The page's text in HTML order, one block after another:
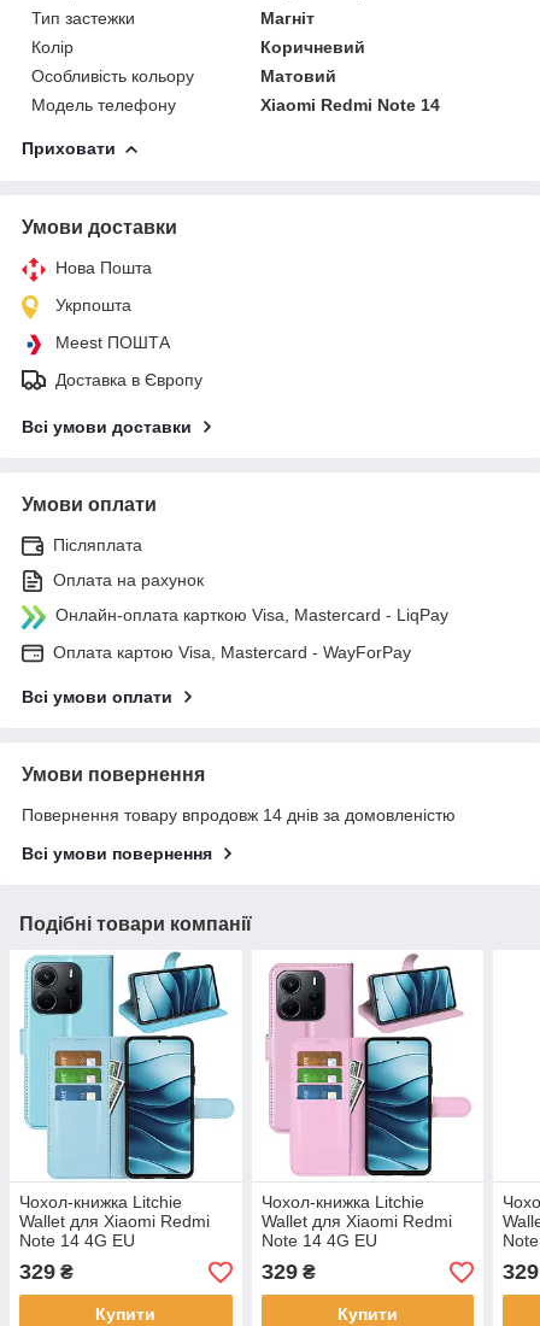
Тип застежки
Магніт
Колір
Коричневий
Особливість кольору
Матовий
Модель телефону
Xiaomi Redmi Note 14
Приховати
Умови доставки
Нова Пошта
Укрпошта
Meest ПОШТА
Доставка в Європу
Всі умови доставки
Умови оплати
Післяплата
Оплата на рахунок
Онлайн-оплата карткою Visa, Mastercard - LiqPay
Оплата картою Visa, Mastercard - WayForPay
Всі умови оплати
Умови повернення
Повернення товару впродовж 14 днів за домовленістю
Всі умови повернення
Подібні товари компанії
Чохол-книжка Litchie
Wallet для Xiaomi Redmi
Note 14 4G EU
(164.84/78.15/8.16mm)
Light Blue
329 ₴
Купити
Чохол-книжка Litchie
Wallet для Xiaomi Redmi
Note 14 4G EU
(164.84/78.15/8.16mm)
Light Pink
329₴
Купити
329